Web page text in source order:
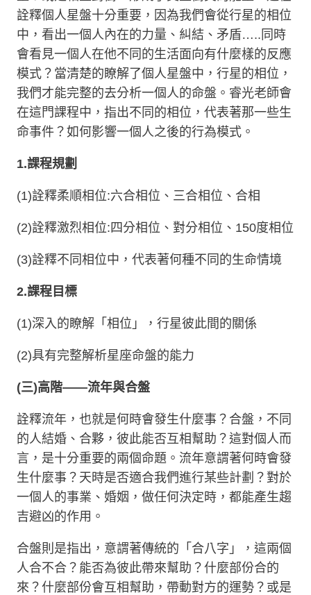
詮釋個人星盤十分重要，因為我們會從行星的相位
中，看出一個人內在的力量、糾結、矛盾….. 同時
會看見一個人在他不同的生活面向有什麼樣的反應
模式？當清楚的瞭解了個人星盤中，行星的相位，
我們才能完整的去分析一個人的命盤。睿光老師會
在這門課程中，指出不同的相位，代表著那一些生
命事件？如何影響一個人之後的行為模式。
1.課程規劃
(1)詮釋柔順相位:六合相位、三合相位、合相
(2)詮釋激烈相位: 四分相位、對分相位、 150度相位
(3)詮釋不同相位中，代表著何種不同的生命情境
2.課程目標
(1)深入的瞭解「相位」，行星彼此間的關係
(2)具有完整解析星座命盤的能力
(三)高階——流年與合盤
詮釋流年，也就是何時會發生什麼事？合盤，不同
的人結婚、合夥，彼此能否互相幫助？這對個人而
言，是十分重要的兩個命題。流年意謂著何時會發
生什麼事？天時是否適合我們進行某些計劃？對於
一個人的事業、婚姻，做任何決定時，都能產生趨
吉避凶的作用。
合盤則是指出，意謂著傳統的「合八字」，這兩個
人合不合？能否為彼此帶來幫助？什麼部份合的
來？什麼部份會互相幫助，帶動對方的運勢？或是